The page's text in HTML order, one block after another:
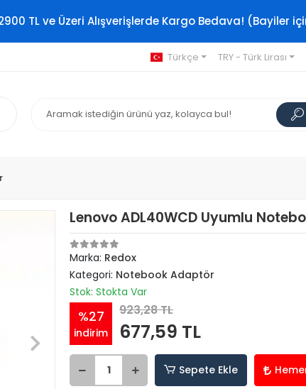
TL ve Üzeri Alışverişlerde Kargo Bedava! (Bayiler
Türkçe TRY - Türk Lirası
Lenovo ADL40WCD Uyumlu
Marka: Redox
Kategori: Notebook Adaptör
Stok: Stokta Var
%27
indirim
923,28 TL
677,59 TL
Sepete Ekle